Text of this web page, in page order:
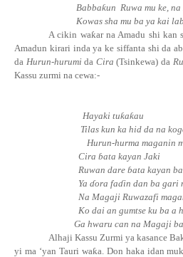
Babbaƙun Ruwa mu ke,
Kowas sha mu ba ya kai
A cikin waƙarna Amadu shi kan
Amadun kirari inda ya ke siffanta shi da
da Hurun-hurumi da Cira (Tsinkewa) da
Kassu zurmi na cewa:-
Hayaki tuƙaƙau
Tilas kun ka hid da na
Hurun-hurma maganin
Cira ɓata kayan Jaki
Ruwan dare ɓata kayan
Ya ɗora faɗin dan ba gari
Na Magaji Ruwazafi
Ko dai an gumtse ku ba a
Ga hwaru can na Magaji
Alhaji Kassu Zurmi ya kasance
yi ma ‘yan Tauri waƙa. Don haka idan